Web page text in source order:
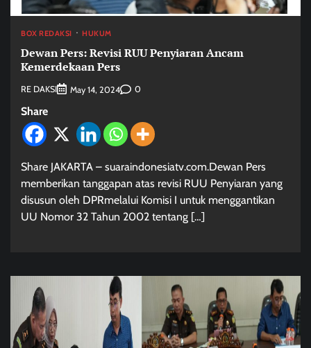
BOX REDAKSI HUKUM
Dewan Pers: Revisi RUU Penyiaran Ancam
Kemerdekaan Pers
RE DAKSI May 14, 2024 0
Share
Share JAKARTA – suaraindonesiatv.com.Dewan Pers
memberikan tanggapan atas revisi RUU Penyiaran yang
disusun oleh DPRmelalui Komisi I untuk menggantikan
UU Nomor 32 Tahun 2002 tentang […]